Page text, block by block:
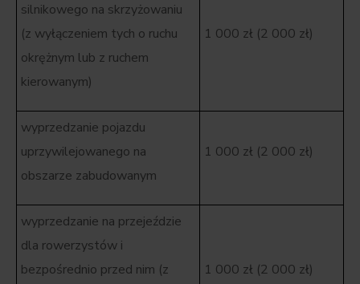
silnikowego na skrzyżowaniu
(z wyłączeniem tych o ruchu
okrężnym lub z ruchem
kierowanym)
1 000 zł (2 000 zł)
wyprzedzanie pojazdu
uprzywilejowanego na
obszarze zabudowanym
1 000 zł (2 000 zł)
wyprzedzanie na przejeździe
dla rowerzystów i
bezpośrednio przed nim (z
1 000 zł (2 000 zł)